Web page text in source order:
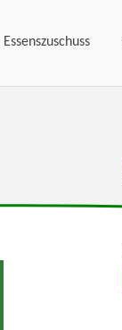
Essenszuschuss